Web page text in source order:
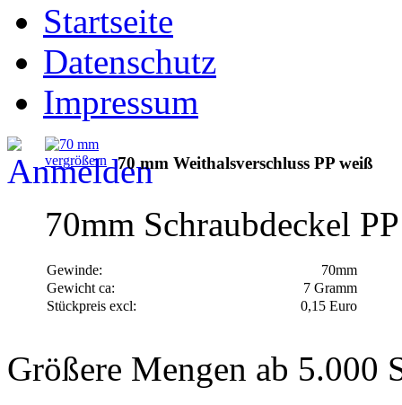
Startseite
Datenschutz
Impressum
vergrößern 70 mm Weithalsverschluss PP weiß
70mm Schraubdeckel
Gewinde:
70mm
Gewicht ca:
7 Gramm
Stückpreis excl:
0,15 Euro
Größere Mengen ab 5.000